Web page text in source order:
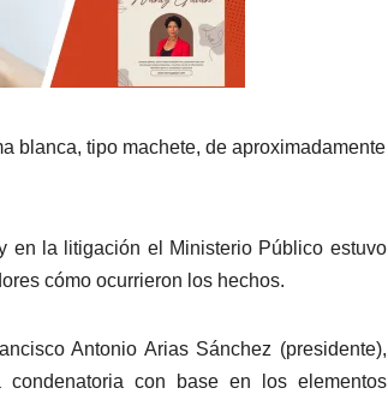
blanca, tipo machete, de aproximadamente
en la litigación el Ministerio Público estuvo
cómo ocurrieron los hechos.
Antonio Arias Sánchez (presidente),
con base en los elementos